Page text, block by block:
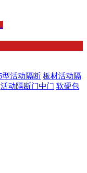
型活动隔断 板材活动隔
活动隔断门中门 软硬包